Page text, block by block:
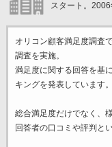
スタート。2006
オリコン顧客満足度調査
調査を実施。
満足度に関する回答を基
キングを発表しています。
総合満足度だけでなく、
回答者の口コミや評判と